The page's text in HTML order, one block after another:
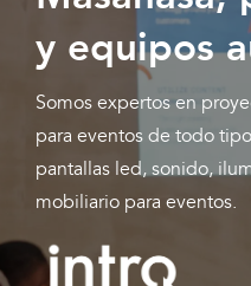
y equipos
Somos expertos en
para eventos de todo
pantallas led, sonido,
mobiliario para eventos.